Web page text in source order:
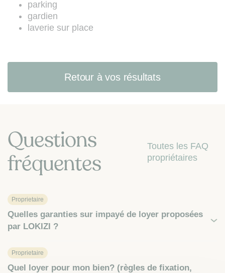
parking
gardien
laverie sur place
Retour à vos résultats
Questions
fréquentes
Toutes les FAQ
propriétaires
Proprietaire
Quelles garanties sur impayé de loyer proposées
par LOKIZI ?
Proprietaire
Quel loyer pour mon bien? (règles de fixation,